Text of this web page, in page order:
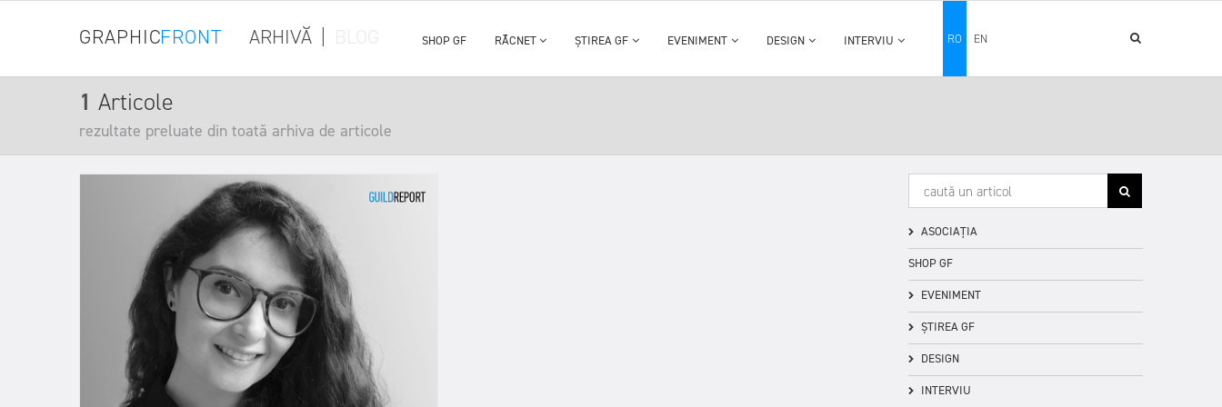
GRAPHICFRONT ARHIVĂ SHOP GF RĂCNET ȘTIREA GF EVENIMENT DESIGN INTERVIU RO EN
1 Articole
rezultate preluate din toată arhiva de articole
ASOCIAȚIA
SHOP GF
EVENIMENT
ȘTIREA GF
DESIGN
INTERVIU